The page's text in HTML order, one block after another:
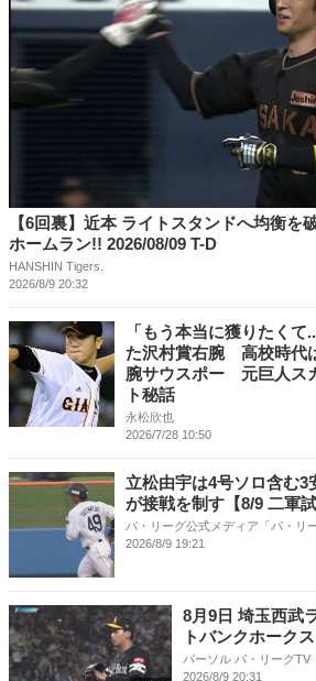
【6回裏】近本 ライトスタンドへ均衡を
ホームラン!! 2026/08/09 T-D
HANSHIN Tigers.
2026/8/9 20:32
「もう本当に獲りたく
た沢村賞右腕 高校時代
腕サウスポー 元巨人ス
ト秘話
永松欣也
2026/7/28 10:50
立松由宇は4号ソロ含む
が接戦を制す【8/9 二軍試
パ・リーグ公式メディア「パ・リ
2026/8/9 19:21
8月9日 埼玉西武
トバンクホーク
パーソル パ・リーグTV
2026/8/9 20:31